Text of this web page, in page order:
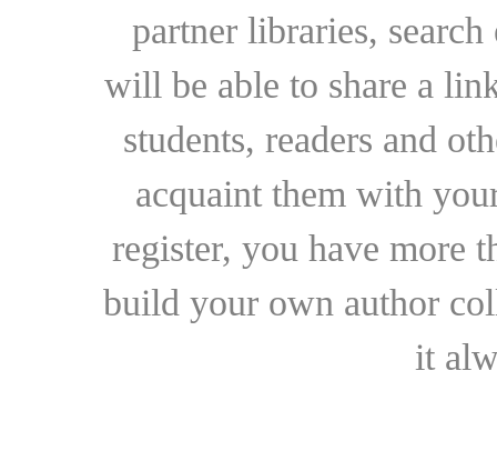
partner libraries,
will be able to share a
students, readers and
acquaint them with
register, you have more
build your own author
it